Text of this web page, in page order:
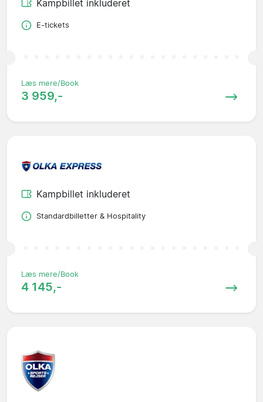
Kampbillet inkluderet
E-tickets
Læs mere/Book
3 959,-
Kampbillet inkluderet
Standardbilletter & Hospitality
Læs mere/Book
4 145,-